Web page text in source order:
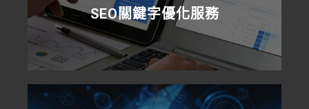
SEO關鍵字優化服務